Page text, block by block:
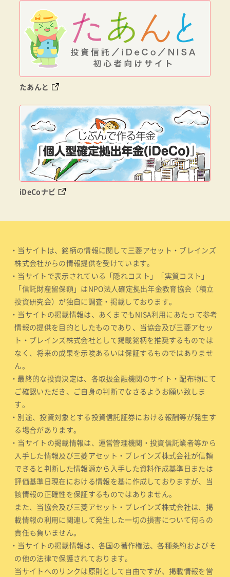
たあんと
iDeCoナビ
・当サイトは、銘柄の情報に関して三菱アセット・ブレインズ
株式会社からの情報提供を受けています。
・当サイトで表示されている「隠れコスト」「実質コスト」
「信託財産留保額」はNPO法人確定拠出年金教育協会（積立
投資研究会）が独自に調査・掲載しております。
・当サイトの掲載情報は、あくまでもNISA利用にあたって参考
情報の提供を目的としたものであり、当協会及び三菱アセッ
ト・ブレインズ株式会社として掲載銘柄を推奨するものでは
なく、将来の成果を示唆あるいは保証するものではありませ
ん。
・最終的な投資決定は、各取扱金融機関のサイト・配布物にて
ご確認いただき、ご自身の判断でなさるようお願い致しま
す。
・別途、投資対象とする投資信託証券における報酬等が発生す
る場合があります。
・当サイトの掲載情報は、運営管理機関・投資信託業者等から
入手した情報及び三菱アセット・ブレインズ株式会社が信頼
できると判断した情報源から入手した資料作成基準日または
評価基準日現在における情報を基に作成しておりますが、当
該情報の正確性を保証するものではありません。
また、当協会及び三菱アセット・ブレインズ株式会社は、掲
載情報の利用に関連して発生した一切の損害について何らの
責任も負いません。
・当サイトの掲載情報は、各国の著作権法、各種条約およびそ
の他の法律で保護されております。
当サイトへのリンクは原則として自由ですが、掲載情報を営